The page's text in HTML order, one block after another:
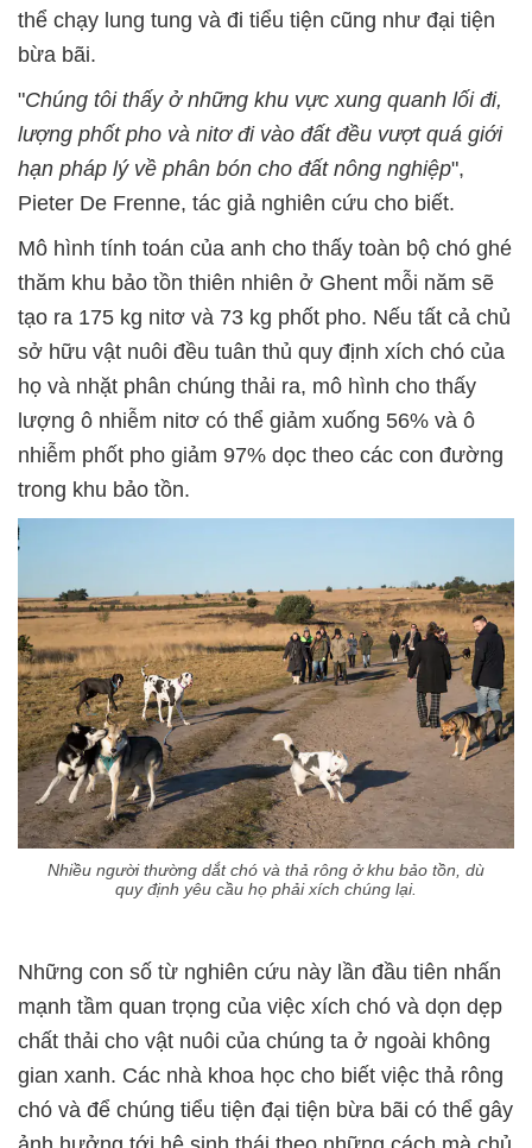
thể chạy lung tung và đi tiểu tiện cũng như đại tiện
bừa bãi.
"Chúng tôi thấy ở những khu vực xung quanh lối đi,
lượng phốt pho và nitơ đi vào đất đều vượt quá giới
hạn pháp lý về phân bón cho đất nông nghiệp",
Pieter De Frenne, tác giả nghiên cứu cho biết.
Mô hình tính toán của anh cho thấy toàn bộ chó ghé
thăm khu bảo tồn thiên nhiên ở Ghent mỗi năm sẽ
tạo ra 175 kg nitơ và 73 kg phốt pho. Nếu tất cả chủ
sở hữu vật nuôi đều tuân thủ quy định xích chó của
họ và nhặt phân chúng thải ra, mô hình cho thấy
lượng ô nhiễm nitơ có thể giảm xuống 56% và ô
nhiễm phốt pho giảm 97% dọc theo các con đường
trong khu bảo tồn.
Nhiều người thường dắt chó và thả rông ở khu bảo tồn, dù
quy định yêu cầu họ phải xích chúng lại.
Những con số từ nghiên cứu này lần đầu tiên nhấn
mạnh tầm quan trọng của việc xích chó và dọn dẹp
chất thải cho vật nuôi của chúng ta ở ngoài không
gian xanh. Các nhà khoa học cho biết việc thả rông
chó và để chúng tiểu tiện đại tiện bừa bãi có thể gây